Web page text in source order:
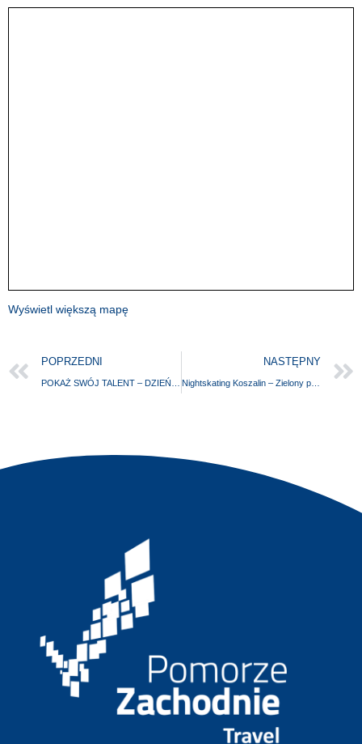
Wyświetl większą mapę
POPRZEDNI NASTĘPNY
Nightskating Koszalin – Zielony przejazd dla Planety